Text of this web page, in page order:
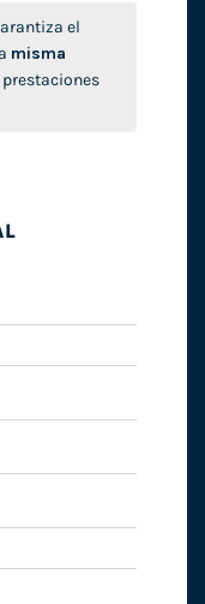
el
misma
prestaciones